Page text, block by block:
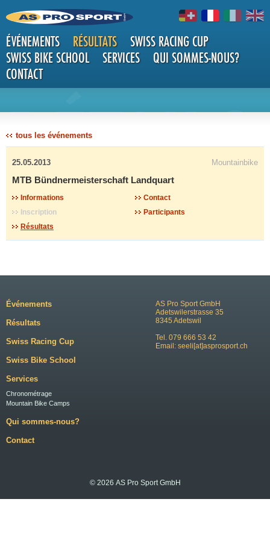
ÉVÉNEMENTS RÉSULTATS
SWISS RACING CUP
SWISS BIKE SCHOOL
SERVICES
QUI SOMMES-NOUS?
CONTACT
DÉTAILS
tous les événements
25.05.2013 Mountainbike
MTB Bündnermeisterschaft Landquart
Informations
Contact
Inscription
Participants
Résultats
AS Pro Sport GmbH
Adetswilerstrasse 35
8345 Adetswil
Tel. 079 666 53 42
Email: seeli[at]asprosport.ch
Événements
Résultats
Swiss Racing Cup
Swiss Bike School
Services
Chronométrage
Mountain Bike Camps
Qui sommes-nous?
Contact
© 2026 AS Pro Sport GmbH